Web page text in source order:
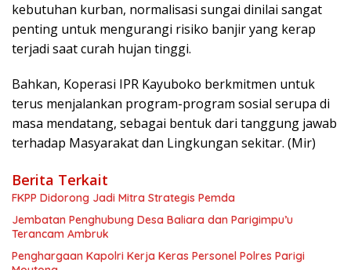
kebutuhan kurban, normalisasi sungai dinilai sangat
penting untuk mengurangi risiko banjir yang kerap
terjadi saat curah hujan tinggi.
Bahkan, Koperasi IPR Kayuboko berkmitmen untuk
terus menjalankan program-program sosial serupa di
masa mendatang, sebagai bentuk dari tanggung jawab
terhadap Masyarakat dan Lingkungan sekitar. (Mir)
Berita Terkait
FKPP Didorong Jadi Mitra Strategis Pemda
Jembatan Penghubung Desa Baliara dan Parigimpu’u
Terancam Ambruk
Penghargaan Kapolri Kerja Keras Personel Polres Parigi